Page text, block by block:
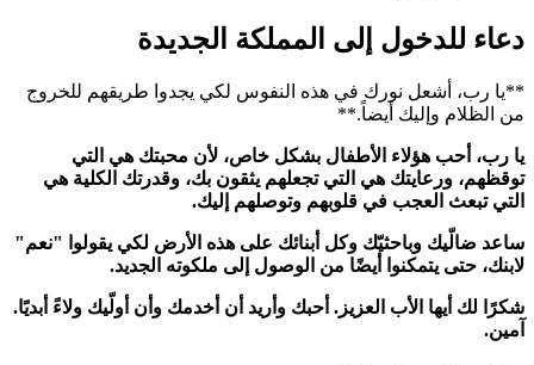
دعاء للدخول إلى المملكة الجديدة
**يا رب، أشعل نورك في هذه النفوس لكي يجدوا طريقهم للخروج
من الظلام وإليك أيضاً.**
يا رب، أحب هؤلاء الأطفال بشكل خاص، لأن محبتك هي التي
توقظهم، ورعايتك هي التي تجعلهم يثقون بك، وقدرتك الكلية هي
التي تبعث العجب في قلوبهم وتوصلهم إليك.
ساعد ضالّيك وباحثيّك وكل أبنائك على هذه الأرض لكي يقولوا "نعم"
لابنك، حتى يتمكنوا أيضًا من الوصول إلى ملكوته الجديد.
شكرًا لك أيها الأب العزيز. أحبك وأريد أن أخدمك وأن أولّيك ولاءً أبديًا.
آمين.